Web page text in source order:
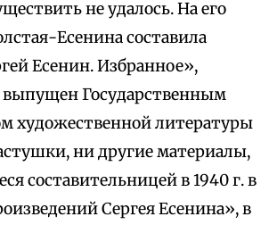
не удалось. На его
Есенина составила
Есенин. Избранное»,
Государственным
художественной литературы
ни другие материалы,
составительницей в 1940 г. в
Сергея Есенина», в